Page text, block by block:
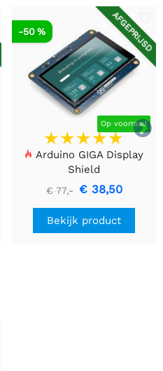

AFGEPRIJSD
Op voorraad
-50 %
Arduino GIGA Display
Shield
€ 77,- € 38,50
Bekijk product